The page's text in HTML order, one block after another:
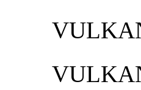
VULKAN/
VULKAN/